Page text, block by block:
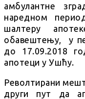
амбулантне
наредном
шалтеру
обавештењу, у
до 17.09.2018
апотеци у Ушћу.
Револтирани
други пут да